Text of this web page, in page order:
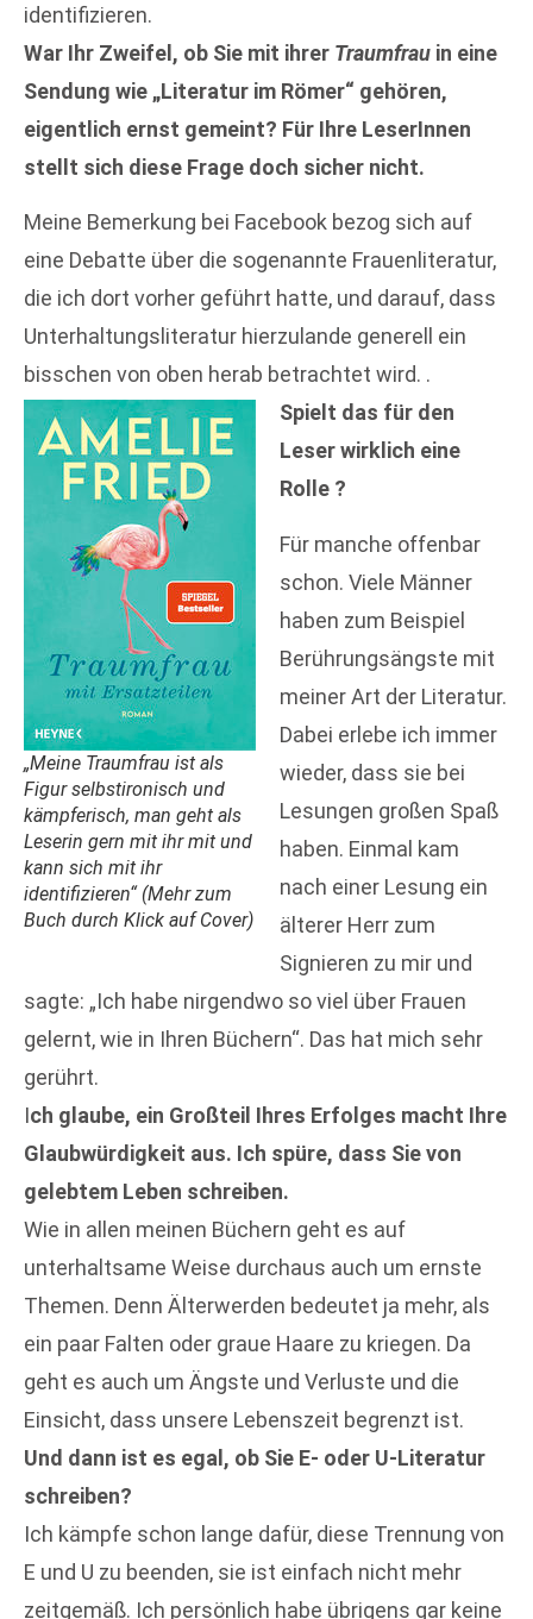
identifizieren.
War Ihr Zweifel, ob Sie mit ihrer Traumfrau in eine
Sendung wie „Literatur im Römer“ gehören,
eigentlich ernst gemeint? Für Ihre LeserInnen
stellt sich diese Frage doch sicher nicht.
Meine Bemerkung bei Facebook bezog sich auf
eine Debatte über die sogenannte Frauenliteratur,
die ich dort vorher geführt hatte, und darauf, dass
Unterhaltungsliteratur hierzulande generell ein
bisschen von oben herab betrachtet wird. .
„Meine Traumfrau ist als
Figur selbstironisch und
kämpferisch, man geht als
Leserin gern mit ihr mit und
kann sich mit ihr
identifizieren“ (Mehr zum
Buch durch Klick auf Cover)
Spielt das für den
Leser wirklich eine
Rolle ?
Für manche offenbar
schon. Viele Männer
haben zum Beispiel
Berührungsängste mit
meiner Art der Literatur.
Dabei erlebe ich immer
wieder, dass sie bei
Lesungen großen Spaß
haben. Einmal kam
nach einer Lesung ein
älterer Herr zum
Signieren zu mir und
sagte: „Ich habe nirgendwo so viel über Frauen
gelernt, wie in Ihren Büchern“. Das hat mich sehr
gerührt.
Ich glaube, ein Großteil Ihres Erfolges macht Ihre
Glaubwürdigkeit aus. Ich spüre, dass Sie von
gelebtem Leben schreiben.
Wie in allen meinen Büchern geht es auf
unterhaltsame Weise durchaus auch um ernste
Themen. Denn Älterwerden bedeutet ja mehr, als
ein paar Falten oder graue Haare zu kriegen. Da
geht es auch um Ängste und Verluste und die
Einsicht, dass unsere Lebenszeit begrenzt ist.
Und dann ist es egal, ob Sie E- oder U-Literatur
schreiben?
Ich kämpfe schon lange dafür, diese Trennung von
E und U zu beenden, sie ist einfach nicht mehr
zeitgemäß. Ich persönlich habe übrigens gar keine